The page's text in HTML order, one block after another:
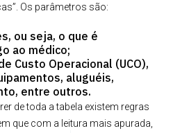
Os parâmetros são:
ou seja, o que é
ao médico;
Custo Operacional (UCO),
aluguéis,
entre outros.
de toda a tabela existem regras
que com a leitura mais apurada,